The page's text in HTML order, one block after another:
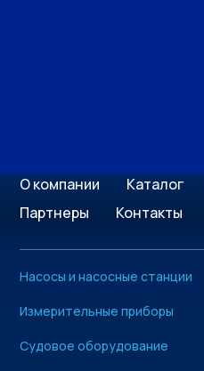
О компании Каталог
Партнеры
Контакты
Насосы и насосные станции
Измерительные приборы
Судовое оборудование